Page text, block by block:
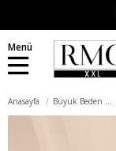
Menü
Anasayfa Büyük Beden Üst Giyim